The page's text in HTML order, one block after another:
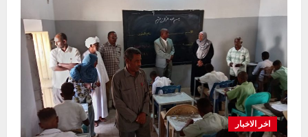
للمرحلة
الابتدائية
يقف
على
سير
الامتحان
بمركز
الطالباب
المختلط
اخر الاخبار